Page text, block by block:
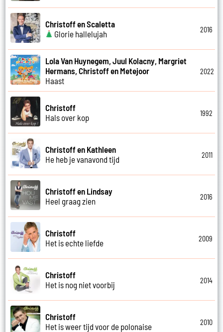
Christoff en Scaletta
Glorie hallelujah
2016
Lola Van Huynegem, Juul Kolacny, Margriet
Hermans, Christoff en Metejoor
Haast
2022
Christoff
Hals over kop
1992
Christoff en Kathleen
He heb je vanavond tijd
2011
Christoff en Lindsay
Heel graag zien
2016
Christoff
Het is echte liefde
2009
Christoff
Het is nog niet voorbij
2014
Christoff
Het is weer tijd voor de polonaise
2010